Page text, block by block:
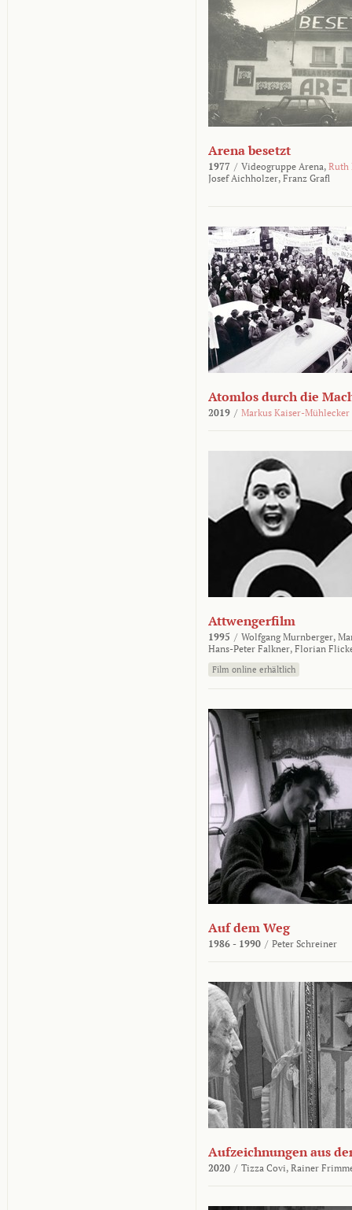
Arena besetzt
1977 / Videogruppe Arena, Ruth
Josef Aichholzer, Franz Grafl
Atomlos durch die
2019 / Markus Kaiser-Mühlecker
Attwengerfilm
1995 / Wolfgang Murnberger,
Hans-Peter Falkner, Florian
Film online erhältlich
Auf dem Weg
1986 - 1990 / Peter Schreiner
Aufzeichnungen aus
2020 / Tizza Covi, Rainer